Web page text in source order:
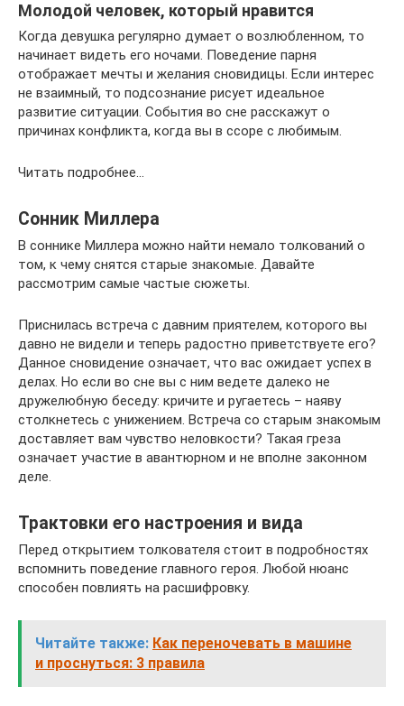
Молодой человек, который нравится
Когда девушка регулярно думает о возлюбленном, то
начинает видеть его ночами. Поведение парня
отображает мечты и желания сновидицы. Если интерес
не взаимный, то подсознание рисует идеальное
развитие ситуации. События во сне расскажут о
причинах конфликта, когда вы в ссоре с любимым.
Читать подробнее…
Сонник Миллера
В соннике Миллера можно найти немало толкований о
том, к чему снятся старые знакомые. Давайте
рассмотрим самые частые сюжеты.
Приснилась встреча с давним приятелем, которого вы
давно не видели и теперь радостно приветствуете его?
Данное сновидение означает, что вас ожидает успех в
делах. Но если во сне вы с ним ведете далеко не
дружелюбную беседу: кричите и ругаетесь – наяву
столкнетесь с унижением. Встреча со старым знакомым
доставляет вам чувство неловкости? Такая греза
означает участие в авантюрном и не вполне законном
деле.
Трактовки его настроения и вида
Перед открытием толкователя стоит в подробностях
вспомнить поведение главного героя. Любой нюанс
способен повлиять на расшифровку.
Читайте также: Как переночевать в машине
и проснуться: 3 правила